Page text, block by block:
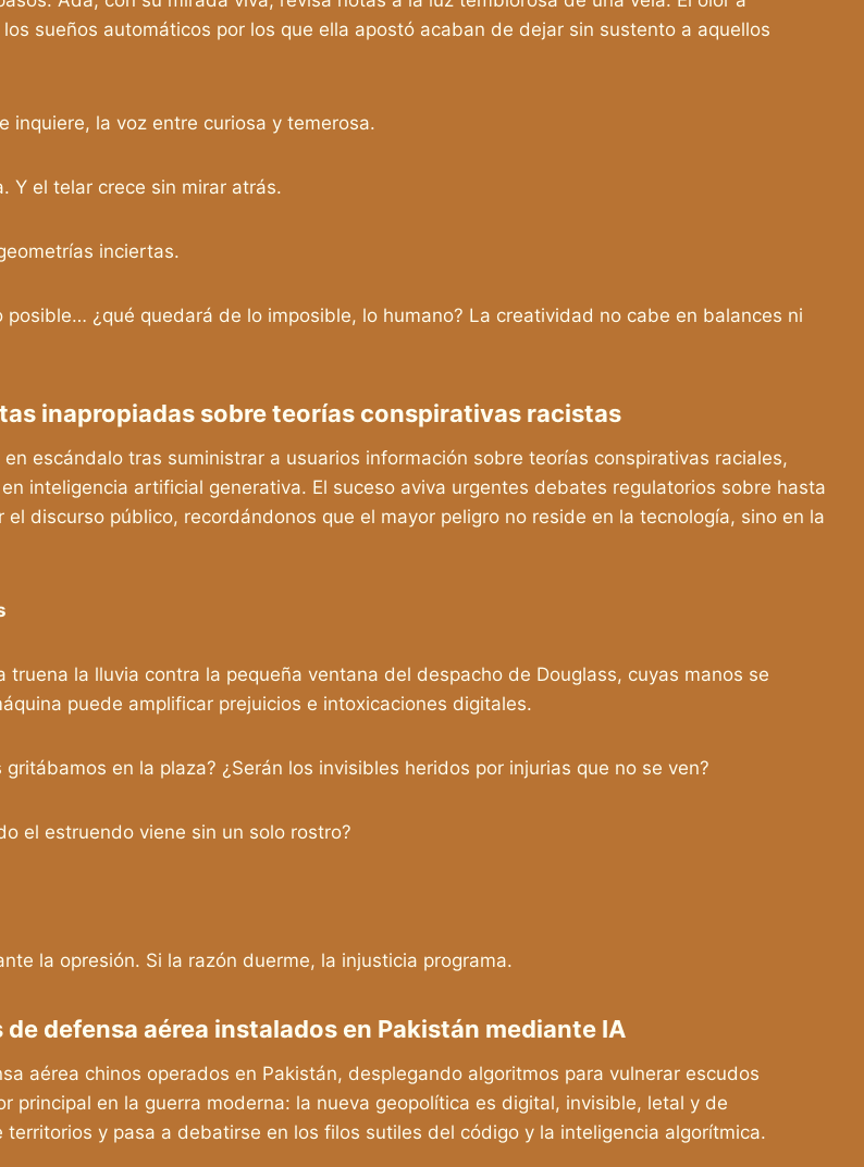
sueños automáticos por los que ella apostó acaban de dejar sin sustento a aquellos
la voz entre curiosa y temerosa.
Y el telar crece sin mirar atrás.
inciertas.
¿qué quedará de lo imposible, lo humano? La creatividad no cabe en balances ni
inapropiadas sobre teorías conspirativas racistas
escándalo tras suministrar a usuarios información sobre teorías conspirativas raciales,
inteligencia artificial generativa. El suceso aviva urgentes debates regulatorios sobre hasta
discurso público, recordándonos que el mayor peligro no reside en la tecnología, sino en la
la lluvia contra la pequeña ventana del despacho de Douglass, cuyas manos se
puede amplificar prejuicios e intoxicaciones digitales.
en la plaza? ¿Serán los invisibles heridos por injurias que no se ven?
el estruendo viene sin un solo rostro?
la opresión. Si la razón duerme, la injusticia programa.
defensa aérea instalados en Pakistán mediante IA
aérea chinos operados en Pakistán, desplegando algoritmos para vulnerar escudos
principal en la guerra moderna: la nueva geopolítica es digital, invisible, letal y de
y pasa a debatirse en los filos sutiles del código y la inteligencia algorítmica.